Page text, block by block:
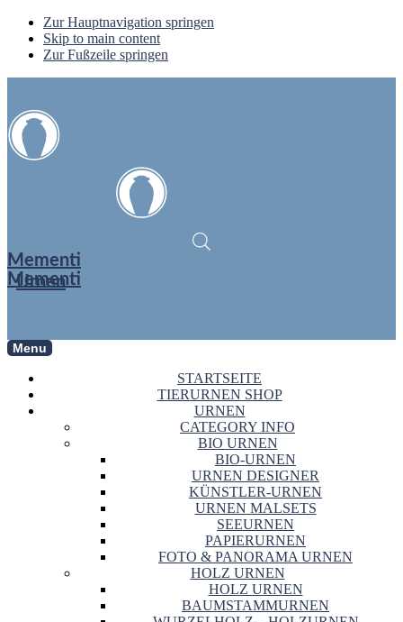
Zur Hauptnavigation springen
Skip to main content
Zur Fußzeile springen
Mementi
Urnen
Mementi
Menu
STARTSEITE
TIERURNEN SHOP
URNEN
CATEGORY INFO
BIO URNEN
BIO-URNEN
URNEN DESIGNER
KÜNSTLER-URNEN
URNEN MALSETS
SEEURNEN
PAPIERURNEN
FOTO & PANORAMA URNEN
HOLZ URNEN
HOLZ URNEN
BAUMSTAMMURNEN